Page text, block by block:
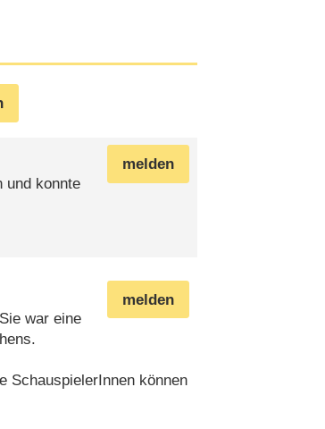
melden
und konnte
melden
war eine
SchauspielerInnen können